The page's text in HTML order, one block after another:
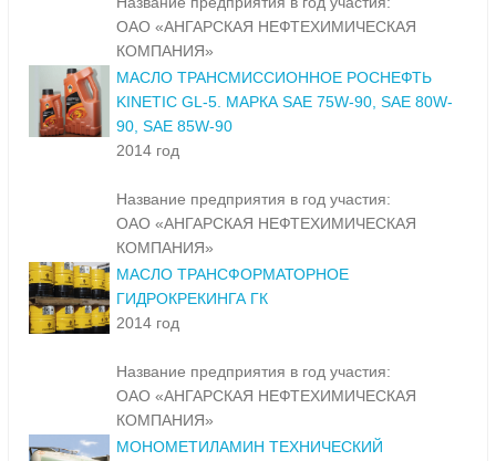
ОАО «АНГАРСКАЯ НЕФТЕХИМИЧЕСКАЯ
КОМПАНИЯ»
МАСЛО ТРАНСМИССИОННОЕ РОСНЕФТЬ
KINETIC GL-5. МАРКА SAE 75W-90, SAE 80W-
90, SAE 85W-90
2014 год
Название предприятия в год участия:
ОАО «АНГАРСКАЯ НЕФТЕХИМИЧЕСКАЯ
КОМПАНИЯ»
МАСЛО ТРАНСФОРМАТОРНОЕ
ГИДРОКРЕКИНГА ГК
2014 год
Название предприятия в год участия:
ОАО «АНГАРСКАЯ НЕФТЕХИМИЧЕСКАЯ
КОМПАНИЯ»
МОНОМЕТИЛАМИН ТЕХНИЧЕСКИЙ